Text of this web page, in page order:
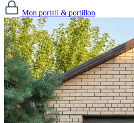
Mon portail & portillon